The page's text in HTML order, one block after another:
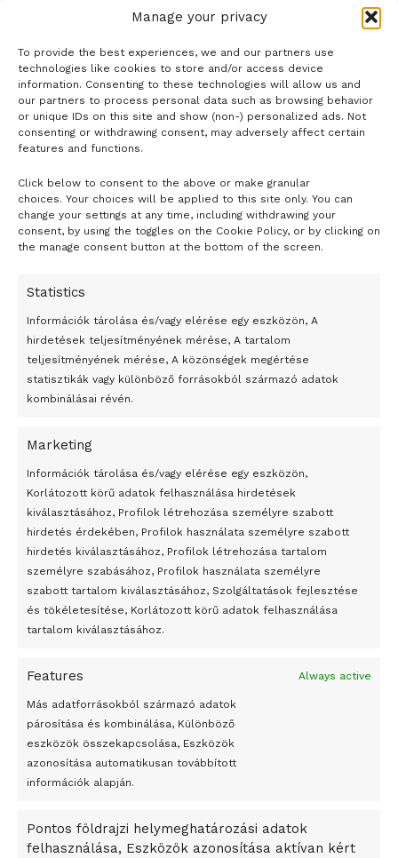
Manage your privacy
To provide the best experiences, we and our partners use
technologies like cookies to store and/or access device
information. Consenting to these technologies will allow us and
our partners to process personal data such as browsing behavior
or unique IDs on this site and show (non-) personalized ads. Not
consenting or withdrawing consent, may adversely affect certain
features and functions.
Click below to consent to the above or make granular
choices. Your choices will be applied to this site only. You can
change your settings at any time, including withdrawing your
consent, by using the toggles on the Cookie Policy, or by clicking on
the manage consent button at the bottom of the screen.
Statistics
Információk tárolása és/vagy elérése egy eszközön, A
hirdetések teljesítményének mérése, A tartalom
teljesítményének mérése, A közönségek megértése
statisztikák vagy különböző forrásokból származó adatok
kombinálásai révén.
Marketing
Információk tárolása és/vagy elérése egy eszközön,
Korlátozott körű adatok felhasználása hirdetések
kiválasztásához, Profilok létrehozása személyre szabott
hirdetés érdekében, Profilok használata személyre szabott
hirdetés kiválasztásához, Profilok létrehozása tartalom
személyre szabásához, Profilok használata személyre
szabott tartalom kiválasztásához, Szolgáltatások fejlesztése
és tökéletesítése, Korlátozott körű adatok felhasználása
tartalom kiválasztásához.
Features Always active
Más adatforrásokból származó adatok
párosítása és kombinálása, Különböző
eszközök összekapcsolása, Eszközök
azonosítása automatikusan továbbított
információk alapján.
Pontos földrajzi helymeghatározási adatok
felhasználása, Eszközök azonosítása aktívan kért
- H I R D E T É S -
Átmenetileg szünetelnek az összecsapások Bahmutnál
Egy vagyonért adták el Banksy művét miután elégették.
Az 1950-ben elhunyt alkotók művei szabadon
felhasználhatóvá válnak
Megváltoztatják a montenegrói egyházügyi törvény
Peking – A visegrádi országok zsidó kulturális örökségét
bemutató fotókiállítás nyílt
Megveszi az osztrák Wienerberger az amerikai Meridian
Bricket
A Startup Campus egyetemi programjainak legjobbjai az
A Ringo Starr új albummal jelentkezik